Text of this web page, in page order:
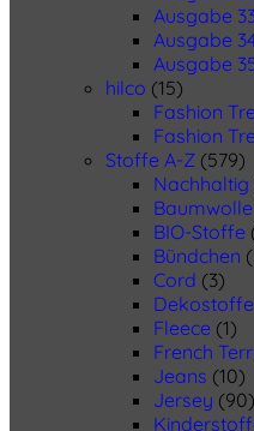
Ausgabe
Ausgabe
Ausgabe
hilco (15)
Fashion
Fashion
Stoffe A-Z (579)
Nachhaltig
Baumwolle
BIO-Stoffe
Bündchen
Cord (3)
Dekostoffe
Fleece (1)
French
Jeans (10)
Jersey (90)